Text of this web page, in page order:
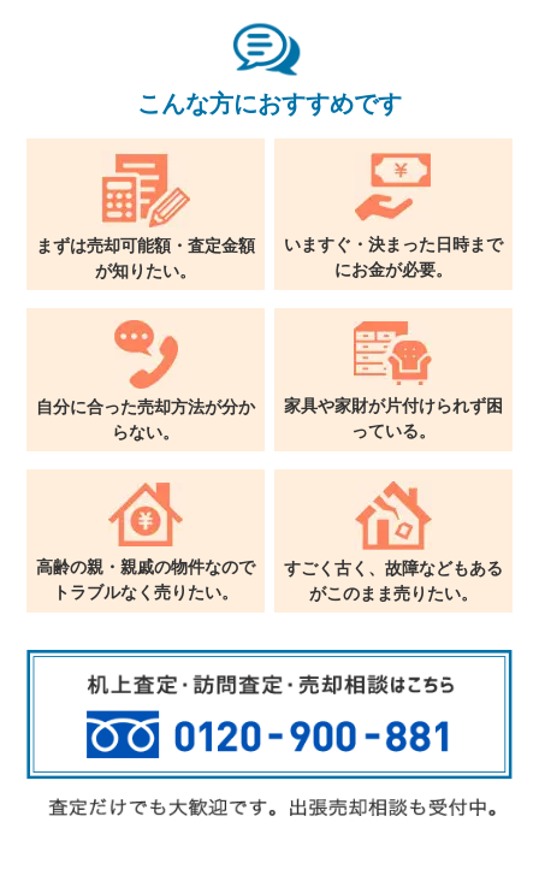
こんな方におすすめです
まずは売却可能額・査定金額
が知りたい。
いますぐ・決まった日時まで
にお金が必要。
自分に合った売却方法が分か
らない。
家具や家財が片付けられず困
っている。
高齢の親・親戚の物件なので
トラブルなく売りたい。
すごく古く、故障などもある
がこのまま売りたい。